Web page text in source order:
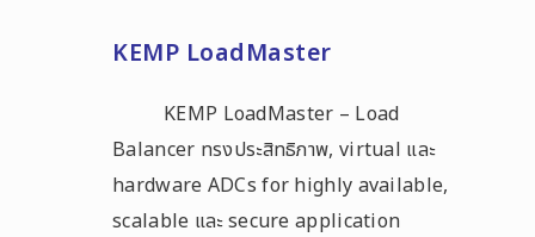
KEMP LoadMaster
KEMP LoadMaster – Load
Balancer ทรงประสิทธิภาพ, virtual และ
hardware ADCs for highly available,
scalable และ secure application